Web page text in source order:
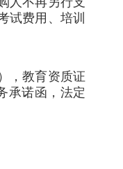
试费用、培训
，教育资质证
承诺函，法定